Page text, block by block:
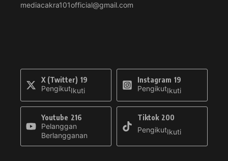
mediacakra101official@gmail.com
X (Twitter) 19
PengikutIkuti
Instagram 19
PengikutIkuti
Youtube 216
Pelanggan
Berlangganan
Tiktok 200
PengikutIkuti